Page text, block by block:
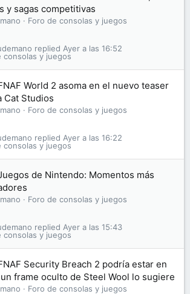
y sagas competitivas
Foro de consolas y juegos
consolas y juegos
Ayer a las 16:52
World 2 asoma en el nuevo teaser
Cat Studios
Foro de consolas y juegos
consolas y juegos
Ayer a las 16:22
de Nintendo: Momentos más
Foro de consolas y juegos
consolas y juegos
Ayer a las 15:43
Security Breach 2 podría estar en
frame oculto de Steel Wool lo sugiere
Foro de consolas y juegos